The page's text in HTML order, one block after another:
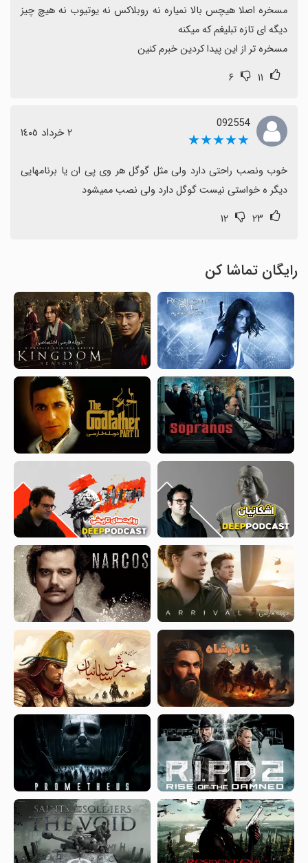
مسخره تر از این پیدا کردین خبرم کنین
۱۱ ۶
092554
★★★★★ ٢ خرداد ١٤٠٥
دیگر ‌ه خواستی نیست گوگل دارد ولی نصب ممیشود
۲۳ ۱۲
رایگان تماشا کن